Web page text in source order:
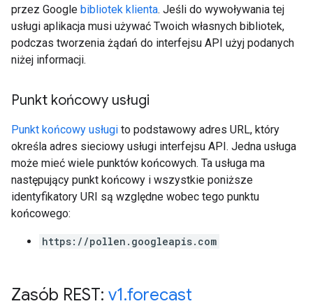
przez Google bibliotek klienta. Jeśli do wywoływania tej
usługi aplikacja musi używać Twoich własnych bibliotek,
podczas tworzenia żądań do interfejsu API użyj podanych
niżej informacji.
Punkt końcowy usługi
Punkt końcowy usługi to podstawowy adres URL, który
określa adres sieciowy usługi interfejsu API. Jedna usługa
może mieć wiele punktów końcowych. Ta usługa ma
następujący punkt końcowy i wszystkie poniższe
identyfikatory URI są względne wobec tego punktu
końcowego:
https://pollen.googleapis.com
Zasób REST: v1.forecast